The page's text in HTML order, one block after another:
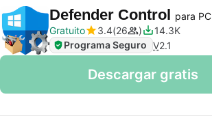
Defender Control para PC
Gratuito
3.4 26
14.3K
Programa Seguro V2.1
Descargar gratis